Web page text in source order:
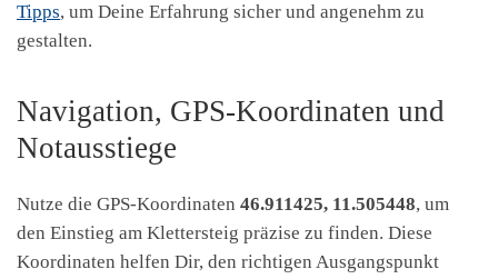
Tipps, um Deine Erfahrung sicher und angenehm zu
gestalten.
Navigation, GPS-Koordinaten und
Notausstiege
Nutze die GPS-Koordinaten 46.911425, 11.505448, um
den Einstieg am Klettersteig präzise zu finden. Diese
Koordinaten helfen Dir, den richtigen Ausgangspunkt